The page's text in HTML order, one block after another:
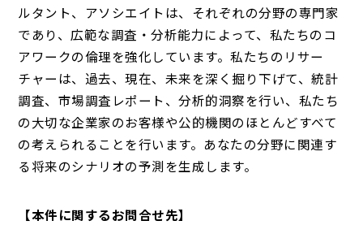
ルタント、アソシエイトは、それぞれの分野の専門家
であり、広範な調査・分析能力によって、私たちのコ
アワークの倫理を強化しています。私たちのリサー
チャーは、過去、現在、未来を深く掘り下げて、統計
調査、市場調査レポート、分析的洞察を行い、私たち
の大切な企業家のお客様や公的機関のほとんどすべて
の考えられることを行います。あなたの分野に関連す
る将来のシナリオの予測を生成します。
【本件に関するお問合せ先】